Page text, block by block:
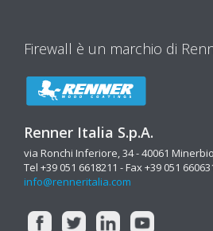
Firewall è un marchio di
Renner Italia S.p.A.
via Ronchi Inferiore, 34 - 40061
Tel +39 051 6618211 - Fax +39 051
info@renneritalia.com